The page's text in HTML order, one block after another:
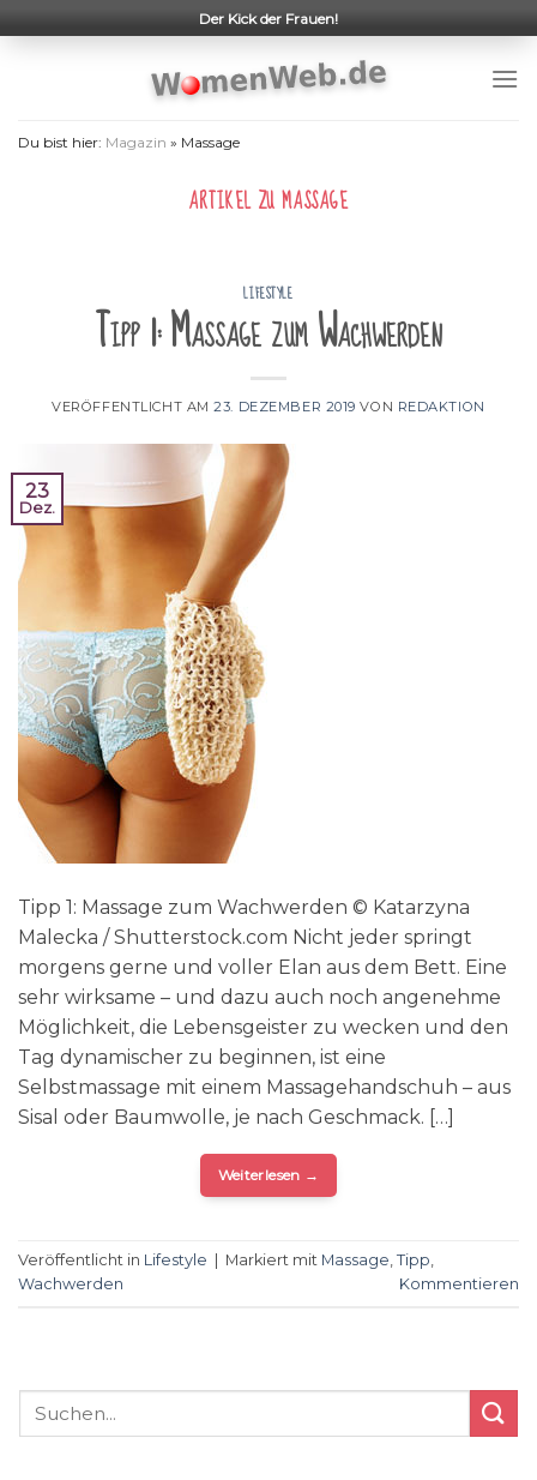
to
Der Kick der Frauen!
Du bist hier: Magazin » Massage
ARTIKEL ZUMASSAGE
LIFESTYLE
Tipp 1: Massage zum Wachwerden
VERÖFFENTLICHT AM23. DEZEMBER 2019 VON REDAKTION
23
Dez.
Tipp 1: Massage zum Wachwerden © Katarzyna
Malecka / Shutterstock.com Nicht jeder springt
morgens gerne und voller Elan aus dem Bett. Eine
sehr wirksame – und dazu auch noch angenehme
Möglichkeit, die Lebensgeister zu wecken und den
Tag dynamischer zu beginnen, ist eine
Selbstmassage mit einem Massagehandschuh – aus
Sisal oder Baumwolle, je nach Geschmack. […]
Weiterlesen →
Veröffentlicht in Lifestyle Markiert mit Massage Tipp
Wachwerden
Kommentieren